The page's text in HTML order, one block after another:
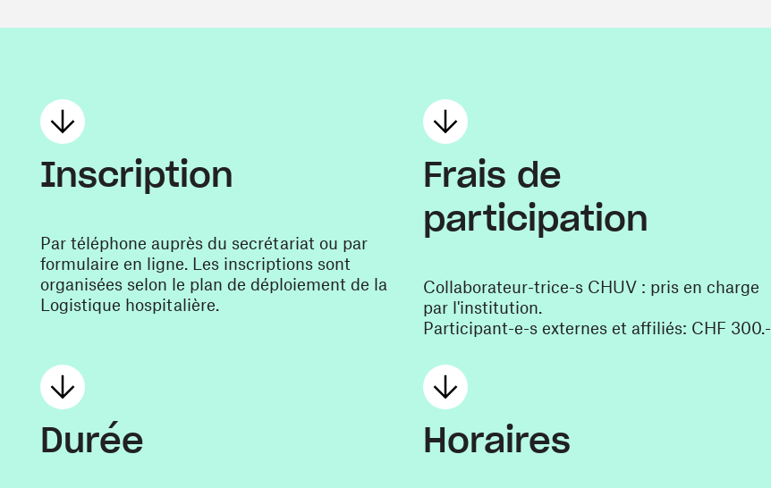
Inscription
Par téléphone auprès du secrétariat ou par
formulaire en ligne. Les inscriptions sont
organisées selon le plan de déploiement de la
Logistique hospitalière.
Frais de
participation
Collaborateur-trice-s CHUV : pris en charge
par l'institution.
Participant-e-s externes et affiliés: CHF 300.-
Durée Horaires